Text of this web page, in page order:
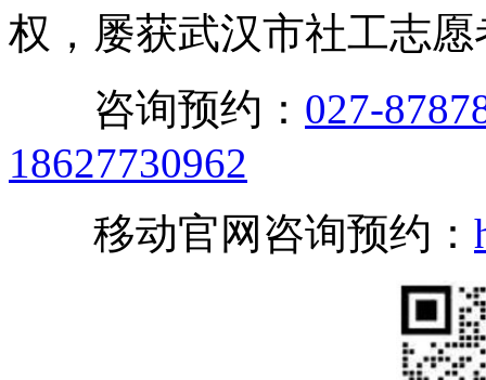
权，屡获武汉市社工志
咨询预约： 027-
18627730962
移动官网咨询预约：